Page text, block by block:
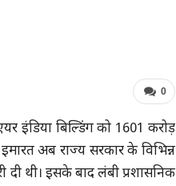
0
इंडिया बिल्डिंग को 1601 करोड़
अब राज्य सरकार के विभिन्न
दी थी। इसके बाद लंबी प्रशासनिक